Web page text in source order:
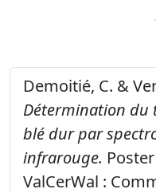
Demoitié, C. &
Détermination du
blé dur par
infrarouge.
ValCerWal :